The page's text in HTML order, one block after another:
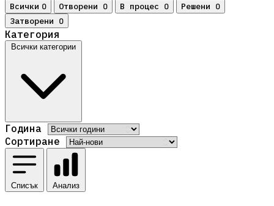
Всички 0 Отворени 0 В процес 0 Решени 0
Затворени 0
Категория
Всички категории
Година
Сортиране
Списък Анализ